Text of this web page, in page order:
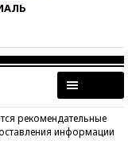
рекомендательные
информации